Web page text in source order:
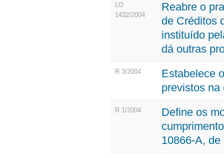
LO
1432/2004
Reabre o
de Créditos
instituído
dá outras
R 3/2004
Estabelece
previstos na
R 1/2004
Define os
10866-A,